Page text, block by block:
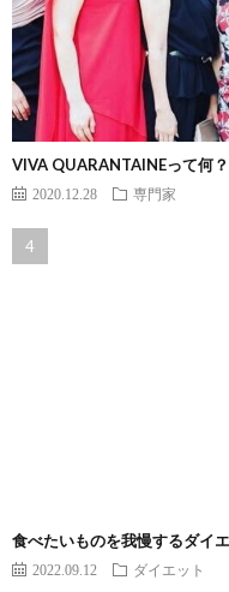
VIVA QUARANTAINEって何
2020.12.28 専門家
食べたいものを我慢するダイ
2022.09.12 ダイエット